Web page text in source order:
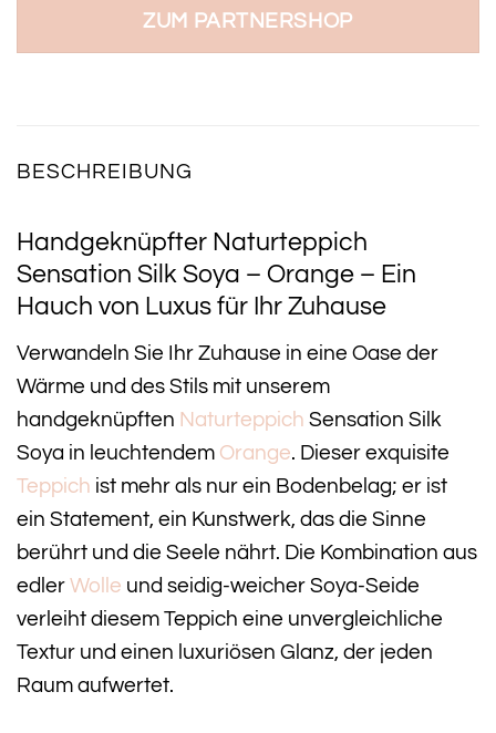
ZUM PARTNERSHOP
BESCHREIBUNG
Handgeknüpfter Naturteppich
Sensation Silk Soya – Orange – Ein
Hauch von Luxus für Ihr Zuhause
Verwandeln Sie Ihr Zuhause in eine Oase der
Wärme und des Stils mit unserem
handgeknüpften Naturteppich Sensation Silk
Soya in leuchtendem Orange. Dieser exquisite
Teppich ist mehr als nur ein Bodenbelag; er ist
ein Statement, ein Kunstwerk, das die Sinne
berührt und die Seele nährt. Die Kombination aus
edler Wolle und seidig-weicher Soya-Seide
verleiht diesem Teppich eine unvergleichliche
Textur und einen luxuriösen Glanz, der jeden
Raum aufwertet.